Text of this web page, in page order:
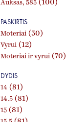
Auksas, 585 (100)
PASKIRTIS
Moteriai (30)
Vyrui (12)
Moteriai ir vyrui (70)
DYDIS
14 (81)
14.5 (81)
15 (81)